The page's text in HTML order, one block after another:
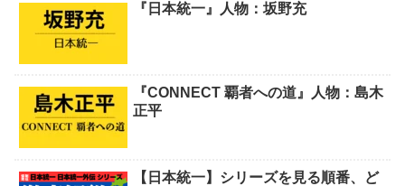
『日本統一』人物：坂野充
『CONNECT 覇者への道』人物：島木
正平
【日本統一】シリーズを見る順番、ど